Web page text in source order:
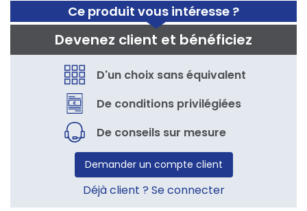
Ce produit vous intéresse ?
Devenez client et bénéficiez
D'un choix sans équivalent
De conditions privilégiées
De conseils sur mesure
Demander un compte client
Déjà client ? Se connecter